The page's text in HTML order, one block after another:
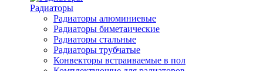
Радиаторы
Радиаторы алюминиевые
Радиаторы биметаические
Радиаторы стальные
Радиаторы трубчатые
Конвекторы встраиваемые в пол